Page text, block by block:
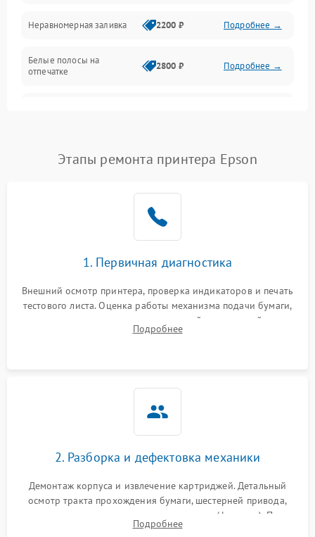
Режим работы
Питание и запуск
Неравномерная заливка 2200 ₽ Подробнее →
Белые полосы на
отпечатке
2800 ₽ Подробнее →
Этапы ремонта принтера Epson
1. Первичная диагностика
Внешний осмотр принтера, проверка индикаторов и печать
тестового листа. Оценка работы механизма подачи бумаги,
выявление посторонних шумов, замятий и первичный анализ
дефектов печати (полосы, фон, пробелы).
Подробнее
2. Разборка и дефектовка механики
Демонтаж корпуса и извлечение картриджей. Детальный
осмотр тракта прохождения бумаги, шестерней привода,
роликов захвата и узла термозакрепления (фьюзера). Поиск
физического износа и повреждений деталей.
Подробнее